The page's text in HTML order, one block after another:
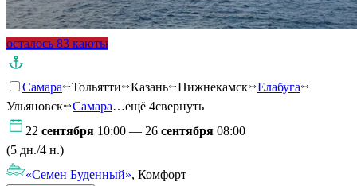
осталось 83 каюты
Самара Тольятти Казань Нижнекамск
Елабуга
Ульяновск
Самара…ещё 4свернуть
22 сентября 10:00 — 26 сентября 08:00
(5 дн./4 н.)
«Семен Буденный», Комфорт